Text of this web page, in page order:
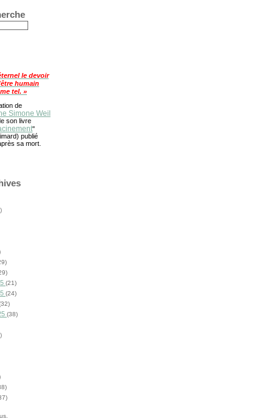
le devoir
humain
tel. »
de
Simone Weil
son livre
"
publié
sa mort.
(21)
(24)
(38)